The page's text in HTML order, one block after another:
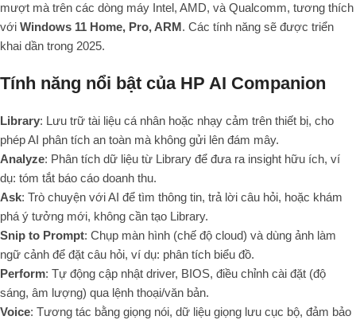
mượt mà trên các dòng máy Intel, AMD, và Qualcomm, tương thích
với Windows 11 Home, Pro, ARM. Các tính năng sẽ được triển
khai dần trong 2025.
Tính năng nổi bật của HP AI Companion
Library: Lưu trữ tài liệu cá nhân hoặc nhạy cảm trên thiết bị, cho
phép AI phân tích an toàn mà không gửi lên đám mây.
Analyze: Phân tích dữ liệu từ Library để đưa ra insight hữu ích, ví
dụ: tóm tắt báo cáo doanh thu.
Ask: Trò chuyện với AI để tìm thông tin, trả lời câu hỏi, hoặc khám
phá ý tưởng mới, không cần tạo Library.
Snip to Prompt: Chụp màn hình (chế độ cloud) và dùng ảnh làm
ngữ cảnh để đặt câu hỏi, ví dụ: phân tích biểu đồ.
Perform: Tự động cập nhật driver, BIOS, điều chỉnh cài đặt (độ
sáng, âm lượng) qua lệnh thoại/văn bản.
Voice: Tương tác bằng giọng nói, dữ liệu giọng lưu cục bộ, đảm bảo